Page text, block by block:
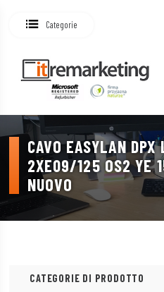
Categorie
CAVO EASYLAN
2XE09/125 OS2 YE
NUOVO
CATEGORIE DI PRODOTTO